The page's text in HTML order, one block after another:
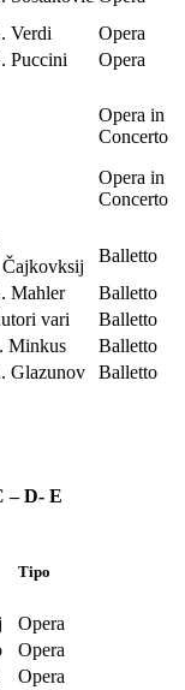
Verdi
Opera
Puccini Opera
Opera in
Concerto
Opera in
Concerto
Čajkovksij
Balletto
Mahler
Balletto
vari
Balletto
Minkus
Balletto
Glazunov Balletto
– D- E
Tipo
Opera
Opera
Opera